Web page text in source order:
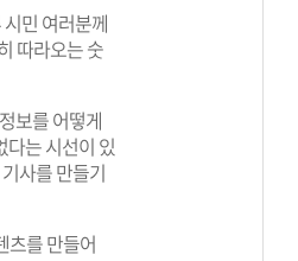
민 여러분께
따라오는 숫
보를 어떻게
다는 시선이 있
사를 만들기
츠를 만들어